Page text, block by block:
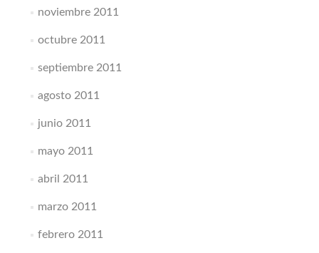
noviembre 2011
octubre 2011
septiembre 2011
agosto 2011
junio 2011
mayo 2011
abril 2011
marzo 2011
febrero 2011